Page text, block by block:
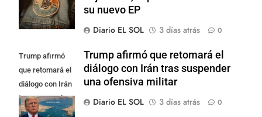
su nuevo EP
Diario EL SOL
3 días atrás 0
Trump afirmó
que retomará el
diálogo con Irán
tras suspender
una ofensiva
Trump afirmó que retomará el
diálogo con Irán tras suspender
una ofensiva militar
Diario EL SOL
3 días atrás 0